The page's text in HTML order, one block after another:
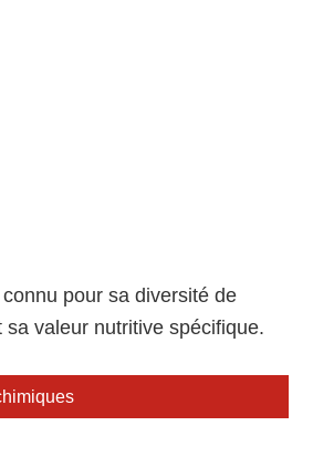
pour sa diversité de
sa valeur nutritive spécifique.